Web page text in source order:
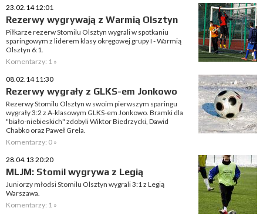
23.02.14 12:01
Rezerwy wygrywają z Warmią Olsztyn
Piłkarze rezerw Stomilu Olsztyn wygrali w spotkaniu
sparingowym z liderem klasy okręgowej grupy I - Warmią
Olsztyn 6:1.
Komentarzy: 1 »
08.02.14 11:30
Rezerwy wygrały z GLKS-em Jonkowo
Rezerwy Stomilu Olsztyn w swoim pierwszym sparingu
wygrały 3:2 z A-klasowym GLKS-em Jonkowo. Bramki dla
"biało-niebieskich" zdobyli Wiktor Biedrzycki, Dawid
Chabko oraz Paweł Grela.
Komentarzy: 0 »
28.04.13 20:20
MLJM: Stomil wygrywa z Legią
Juniorzy młodsi Stomilu Olsztyn wygrali 3:1 z Legią
Warszawa.
Komentarzy: 1 »